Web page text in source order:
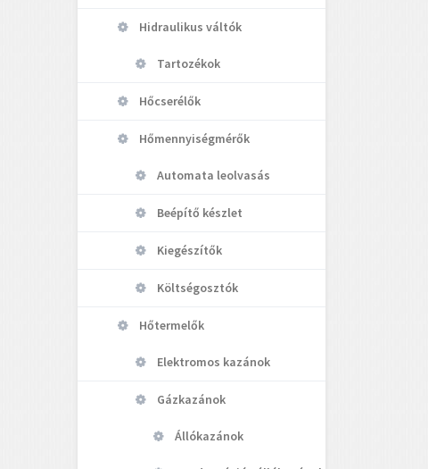
Hidraulikus váltók
Tartozékok
Hőcserélők
Hőmennyiségmérők
Automata leolvasás
Beépítő készlet
Kiegészítők
Költségosztók
Hőtermelők
Elektromos kazánok
Gázkazánok
Állókazánok